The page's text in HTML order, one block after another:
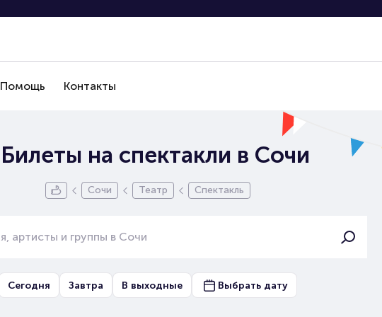
Помощь Контакты
Билеты на спектакли в Сочи
Сочи Театр Спектакль
Сегодня Завтра В выходные Выбрать дату